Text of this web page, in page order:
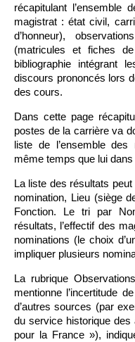
récapitulant l’ensemble
magistrat : état civil,
d’honneur),
(matricules et fiches
bibliographie intégrant
discours prononcés lors
des cours.
Dans cette page
postes de la carrière va
liste de l’ensemble
même temps que lui
La liste des résultats
nomination, Lieu (siège
Fonction. Le tri par
résultats, l’effectif des
nominations (le choix
impliquer plusieurs
La rubrique
mentionne l’incertitude
d’autres sources (par
du service historique
pour la France »),